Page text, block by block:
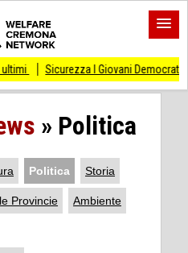
I Giovani Democratici ribattono ai
» Politica
Politica Storia
Provincie Ambiente